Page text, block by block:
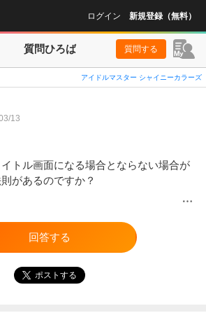
ログイン 新規登録（無料）
質問ひろば 質問する
アイドルマスター シャイニーカラーズ
13
トル画面になる場合とならない場合が
があるのですか？
回答する
ポストする